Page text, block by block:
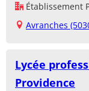
Établissement
Avranches
Lycée
Providence